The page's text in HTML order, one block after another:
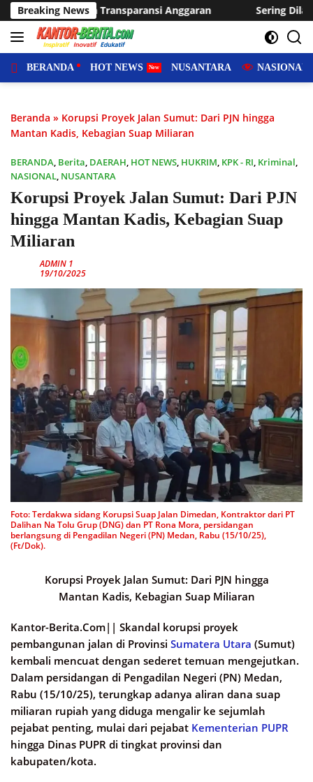
Langsung
ke
konten
Breaking NewsSering Dilanda Genangan, Desa Sukaraja
BERANDA HOT NEWS NUSANTARA NASIONAL
Beranda » Korupsi Proyek Jalan Sumut: Dari PJN hingga
Mantan Kadis, Kebagian Suap Miliaran
BERANDA, Berita, DAERAH, HOT NEWS, HUKRIM, KPK - RI, Kriminal,
NASIONAL, NUSANTARA
Korupsi Proyek Jalan Sumut: Dari PJN
hingga Mantan Kadis, Kebagian Suap
Miliaran
ADMIN 1
19/10/2025
Foto: Terdakwa sidang Korupsi Suap Jalan Dimedan, Kontraktor dari PT
Dalihan Na Tolu Grup (DNG) dan PT Rona Mora, persidangan
berlangsung di Pengadilan Negeri (PN) Medan, Rabu (15/10/25),
(Ft/Dok).
Korupsi Proyek Jalan Sumut: Dari PJN hingga
Mantan Kadis, Kebagian Suap Miliaran
Kantor-Berita.Com|| Skandal korupsi proyek
pembangunan jalan di Provinsi Sumatera Utara (Sumut)
kembali mencuat dengan sederet temuan mengejutkan.
Dalam persidangan di Pengadilan Negeri (PN) Medan,
Rabu (15/10/25), terungkap adanya aliran dana suap
miliaran rupiah yang diduga mengalir ke sejumlah
pejabat penting, mulai dari pejabat Kementerian PUPR
hingga Dinas PUPR di tingkat provinsi dan
kabupaten/kota.